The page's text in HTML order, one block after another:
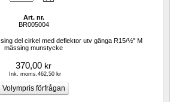
Art. nr.
BR005004
del cirkel med deflektor utv gänga R15/½" M
mässing munstycke
370,00 kr
Ink. moms.462,50 kr